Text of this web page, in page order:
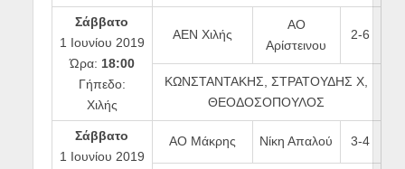
Σάββατο
1 Ιουνίου 2019
Ώρα: 18:00
Γήπεδο:
Χιλής
ΑΕΝ Χιλής
ΑΟ
Αρίστεινου
2-6
ΚΩΝΣΤΑΝΤΑΚΗΣ, ΣΤΡΑΤΟΥΔΗΣ Χ,
ΘΕΟΔΟΣΟΠΟΥΛΟΣ
Σάββατο
1 Ιουνίου 2019
ΑΟ Μάκρης Νίκη Απαλού 3-4